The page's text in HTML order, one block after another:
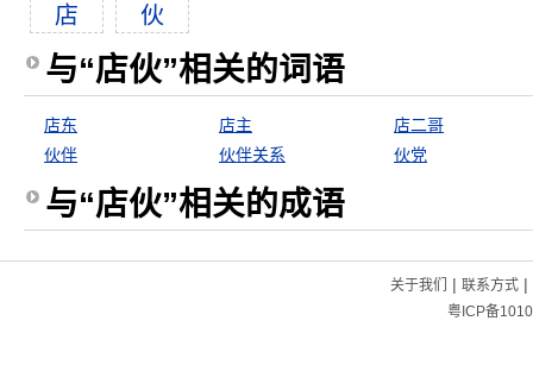
店 伙
与“店伙”相关的词语
店东 店主
店二哥
伙伴
伙伴关系 伙党
与“店伙”相关的成语
关于我们 | 联系方式|
粤ICP备